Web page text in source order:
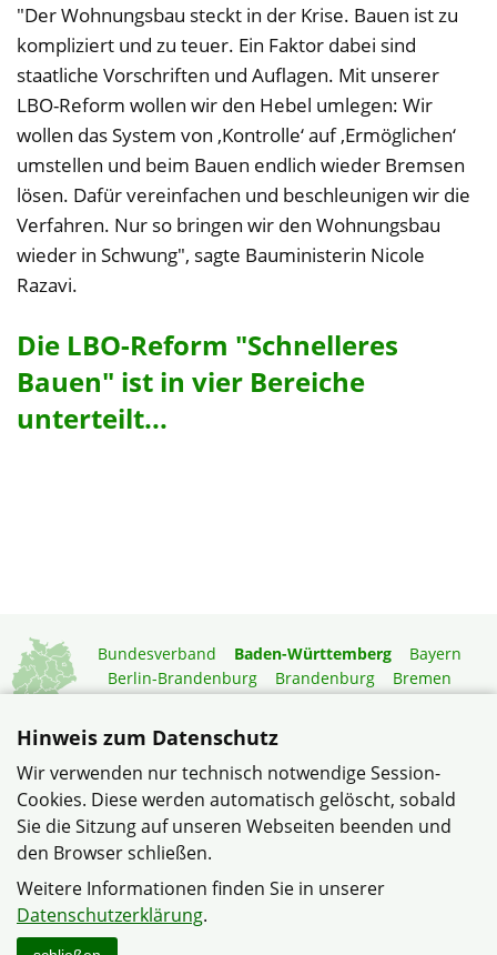
"Der Wohnungsbau steckt in der Krise. Bauen ist zu
kompliziert und zu teuer. Ein Faktor dabei sind
staatliche Vorschriften und Auflagen. Mit unserer
LBO-Reform wollen wir den Hebel umlegen: Wir
wollen das System von ‚Kontrolle‘ auf ‚Ermöglichen‘
umstellen und beim Bauen endlich wieder Bremsen
lösen. Dafür vereinfachen und beschleunigen wir die
Verfahren. Nur so bringen wir den Wohnungsbau
wieder in Schwung", sagte Bauministerin Nicole
Razavi.
Die LBO-Reform "Schnelleres
Bauen" ist in vier Bereiche
unterteilt...
Bundesverband Baden-Württemberg
Bayern
Berlin-Brandenburg
Brandenburg
Bremen
Niedersachsen
Rheinland-Pfalz
Saarland
Sachsen-Anhalt
Schleswig-Holstein
Thüringen
Mitgliedermagazin
Gartenberatung
© Bezirksverband Neckar-Odenwald im Verband
Wohneigentum Baden-Württemberg e.V.
Datenschutzerklärung
Hinweis zum Datenschutz
Wir verwenden nur technisch notwendige Session-
Cookies. Diese werden automatisch gelöscht, sobald
Sie die Sitzung auf unseren Webseiten beenden und
den Browser schließen.
Weitere Informationen finden Sie in unserer
Datenschutzerklärung.